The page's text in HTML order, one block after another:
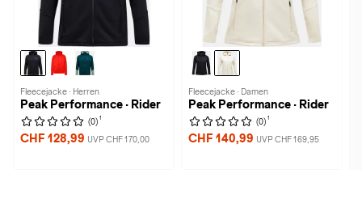
Fleecejacke · Herren
Peak Performance · Rider
(0) 1
CHF 128,99 UVP CHF 170,00
Fleecejacke · Damen
Peak Performance · Rider
(0) 1
CHF 140,99 UVP CHF 169,95